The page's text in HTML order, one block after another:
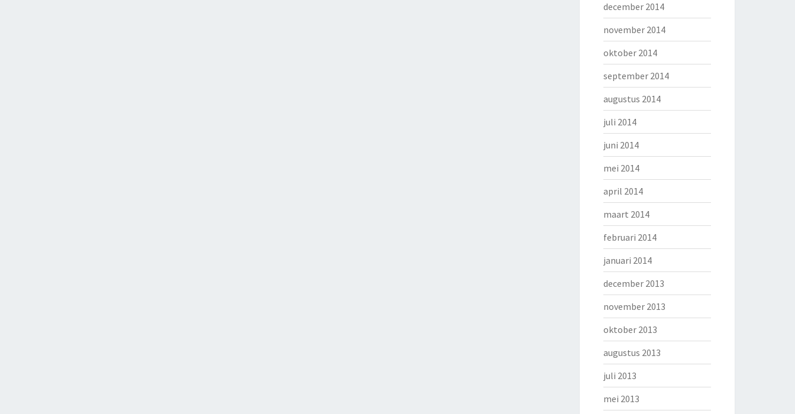
december 2014
november 2014
oktober 2014
september 2014
augustus 2014
juli 2014
juni 2014
mei 2014
april 2014
maart 2014
februari 2014
januari 2014
december 2013
november 2013
oktober 2013
augustus 2013
juli 2013
mei 2013